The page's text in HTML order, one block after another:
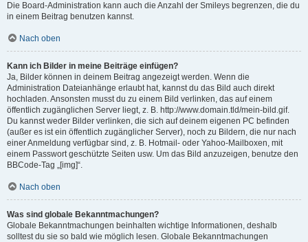
Die Board-Administration kann auch die Anzahl der Smileys begrenzen, die du
in einem Beitrag benutzen kannst.
Nach oben
Kann ich Bilder in meine Beiträge einfügen?
Ja, Bilder können in deinem Beitrag angezeigt werden. Wenn die
Administration Dateianhänge erlaubt hat, kannst du das Bild auch direkt
hochladen. Ansonsten musst du zu einem Bild verlinken, das auf einem
öffentlich zugänglichen Server liegt, z. B. http://www.domain.tld/mein-bild.gif.
Du kannst weder Bilder verlinken, die sich auf deinem eigenen PC befinden
(außer es ist ein öffentlich zugänglicher Server), noch zu Bildern, die nur nach
einer Anmeldung verfügbar sind, z. B. Hotmail- oder Yahoo-Mailboxen, mit
einem Passwort geschützte Seiten usw. Um das Bild anzuzeigen, benutze den
BBCode-Tag „[img]“.
Nach oben
Was sind globale Bekanntmachungen?
Globale Bekanntmachungen beinhalten wichtige Informationen, deshalb
solltest du sie so bald wie möglich lesen. Globale Bekanntmachungen